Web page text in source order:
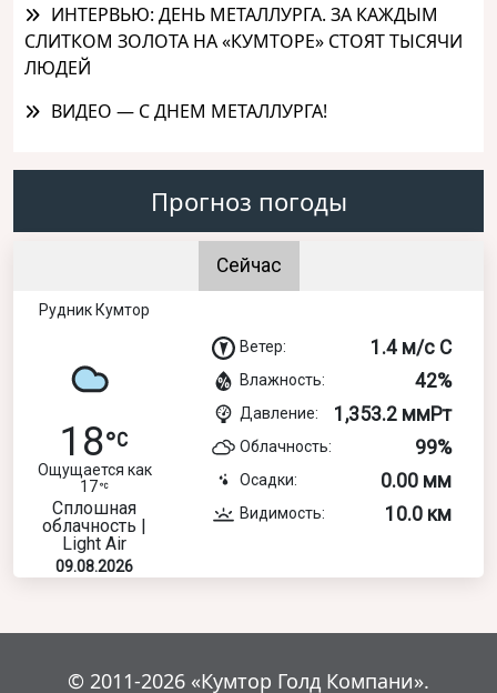
ИНТЕРВЬЮ: ДЕНЬ МЕТАЛЛУРГА. ЗА КАЖДЫМ
СЛИТКОМ ЗОЛОТА НА «КУМТОРЕ» СТОЯТ ТЫСЯЧИ
ЛЮДЕЙ
ВИДЕО — С ДНЕМ МЕТАЛЛУРГА!
Прогноз погоды
Сейчас
Рудник Кумтор
18
Ощущается как
17
Сплошная
облачность |
Light Air
09.08.2026
Ветер: 1.4 м/с С
Влажность: 42%
Давление: 1,353.2 ммРт
Облачность: 99%
Осадки: 0.00 мм
Видимость: 10.0 км
© 2011-2026 «Кумтор Голд Компани».